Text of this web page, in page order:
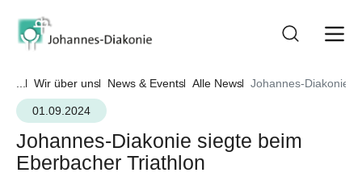
... Wir über uns News & Events Alle News Johannes-Diakonie
01.09.2024
Johannes-Diakonie siegte beim
Eberbacher Triathlon